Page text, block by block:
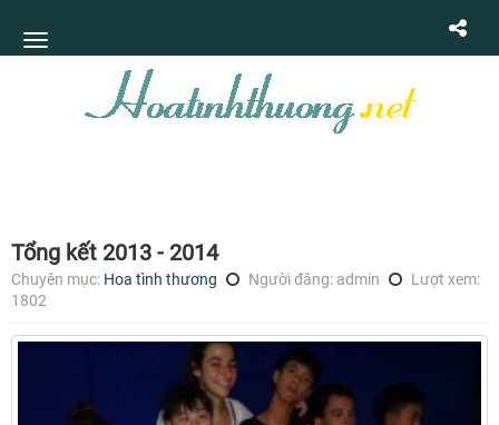
Tổng kết 2013 - 2014
Chuyên mục: Hoa tình thương Người đăng: admin
Lượt xem:
1802